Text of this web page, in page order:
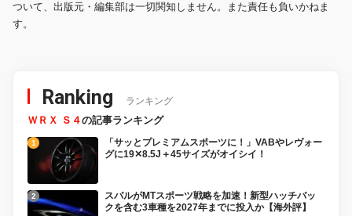
ついて、出版元・編集部は一切関知しません。また責任も負いかねま
す。
Ranking ランキング
ＷＲＸ Ｓ４の記事ランキング
「サッとプレミアムスポーツに！」VABやレヴォー
グに19✕8.5J＋45サイズがオイシイ！
スバルがMTスポーツ戦略を加速！新型ハッチバッ
クを含む3車種を2027年までに投入か【海外評】